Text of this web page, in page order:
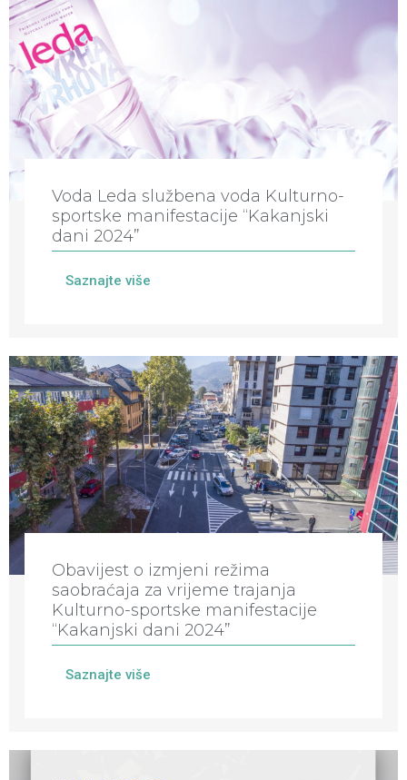
Voda Leda službena voda Kulturno-
sportske manifestacije “Kakanjski
dani 2024”
Saznajte više
Obavijest o izmjeni režima
saobraćaja za vrijeme trajanja
Kulturno-sportske manifestacije
“Kakanjski dani 2024”
Saznajte više